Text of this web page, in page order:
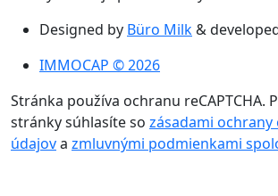
Designed by Büro Milk&
IMMOCAP © 2026
Stránka používa ochranu reCAPTCHA.
stránky súhlasíte so zásadami ochrany
údajova zmluvnými podmienkami